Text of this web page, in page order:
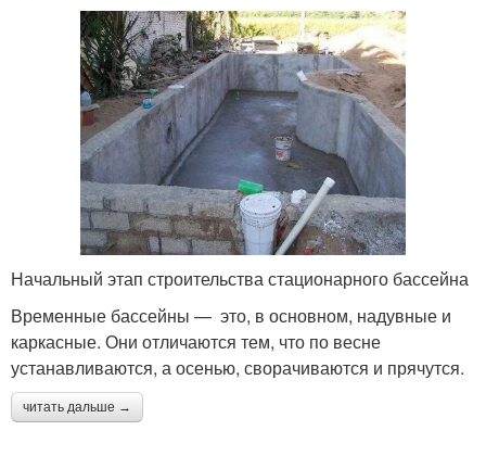
Начальный этап строительства стационарного бассейна
Временные бассейны — это, в основном, надувные и
каркасные. Они отличаются тем, что по весне
устанавливаются, а осенью, сворачиваются и прячутся.
читать дальше →